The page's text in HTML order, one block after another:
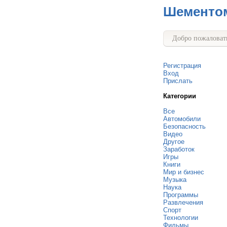
Добро
Регистрация
Вход
Прислать
Категории
Все
Автомобили
Безопасность
Видео
Другое
Заработок
Игры
Книги
Мир и бизнес
Музыка
Наука
Программы
Развлечения
Спорт
Технологии
Фильмы